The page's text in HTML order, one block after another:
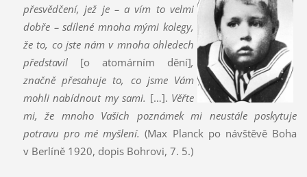
přesvědčení, jež je – a vím to velmi
dobře – sdílené mnoha mými kolegy,
že to, co jste nám v mnoha ohledech
představil [o atomárním dění],
značně přesahuje to, co jsme Vám
mohli nabídnout my sami. […]. Věřte
mi, že mnoho Vašich poznámek mi neustále poskytuje
potravu pro mé myšlení.(Max Planck po návštěvě Boha
v Berlíně 1920, dopis Bohrovi, 7. 5.)